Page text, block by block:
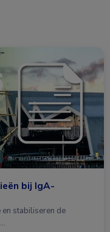
bij IgA-
stabiliseren de